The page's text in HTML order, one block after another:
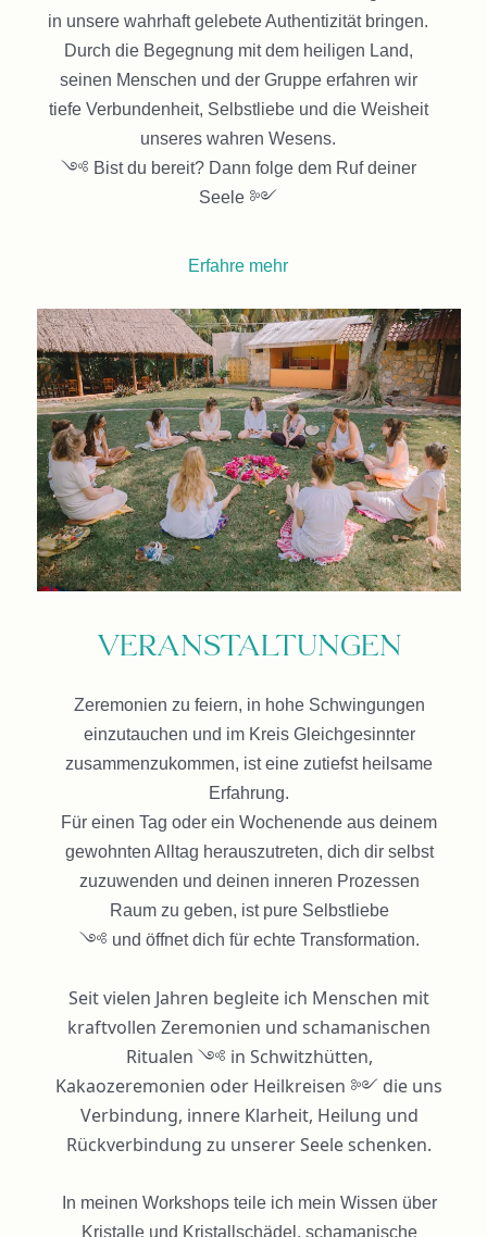
in unsere wahrhaft gelebete Authentizität bringen.
Durch die Begegnung mit dem heiligen Land,
seinen Menschen und der Gruppe erfahren wir
tiefe Verbundenheit, Selbstliebe und die Weisheit
unseres wahren Wesens.
༺ Bist du bereit? Dann folge dem Ruf deiner
Seele ༻
Erfahre mehr
Veranstaltungen
Zeremonien zu feiern, in hohe Schwingungen
einzutauchen und im Kreis Gleichgesinnter
zusammenzukommen, ist eine zutiefst heilsame
Erfahrung.
Für einen Tag oder ein Wochenende aus deinem
gewohnten Alltag herauszutreten, dich dir selbst
zuzuwenden und deinen inneren Prozessen
Raum zu geben, ist pure Selbstliebe
༺ und öffnet dich für echte Transformation.
Seit vielen Jahren begleite ich Menschen mit
kraftvollen Zeremonien und schamanischen
Ritualen ༺ in Schwitzhütten,
Kakaozeremonien oder Heilkreisen ༻ die uns
Verbindung, innere Klarheit, Heilung und
Rückverbindung zu unserer Seele schenken.
In meinen Workshops teile ich mein Wissen über
Kristalle und Kristallschädel, schamanische